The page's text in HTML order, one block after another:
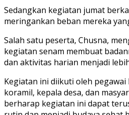
Sedangkan kegiatan jumat
meringankan beban mereka
Salah satu peserta, Chusna,
kegiatan senam membuat
dan aktivitas harian menjadi
Kegiatan ini diikuti oleh pegawai
koramil, kepala desa, dan
berharap kegiatan ini dapat